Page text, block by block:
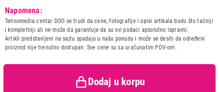
Naziv i vrsta robe:
SLUSALICA
Uvoznik:
Josipovic doo
Zemlja porekla:
Kina
kupaca po osnovu zakona o
Napomena:
Tehnomedia centar DOO se trudi da cene, fotografije i opisi artikala budu što tačniji
i kompletniji ali ne može da garantuje da su svi podaci apsolutno ispravni.
Artikli predstavljeni na sajtu spadaju u našu ponudu i može se desiti da određeni
proizvod nije trenutno dostupan. Sve cene su sa uračunatim PDV-om.
Dodaj u korpu
SLUŠALICE
SONY MDR-ZX310APR.CE7
Proizvod je dodat u korpu.